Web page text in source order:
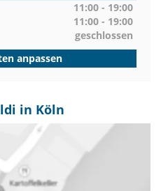
11:00 - 19:00
11:00 - 19:00
geschlossen
anpassen
in Köln